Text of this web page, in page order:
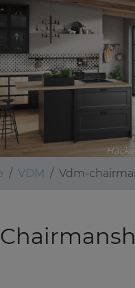
VDM Vdm-